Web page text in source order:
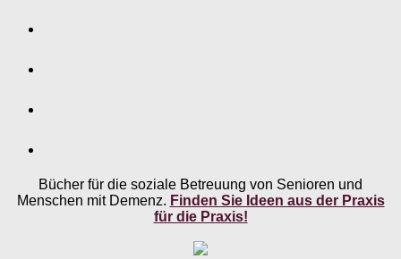
Bücher für die soziale Betreuung von Senioren und
Menschen mit Demenz. Finden Sie Ideen aus der Praxis
für die Praxis!